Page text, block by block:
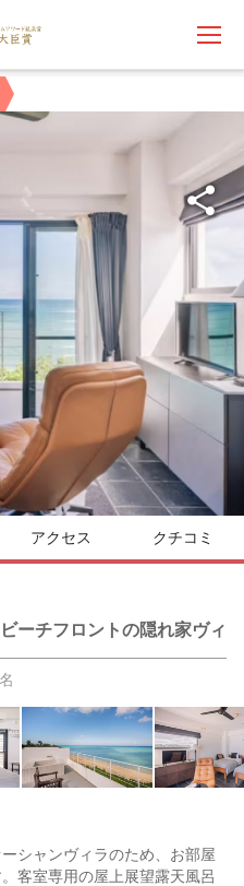
アクセス クチコミ
ーチフロントの隠れ家ヴィ
シャンヴィラのため、お部屋
客室専用の屋上展望露天風呂